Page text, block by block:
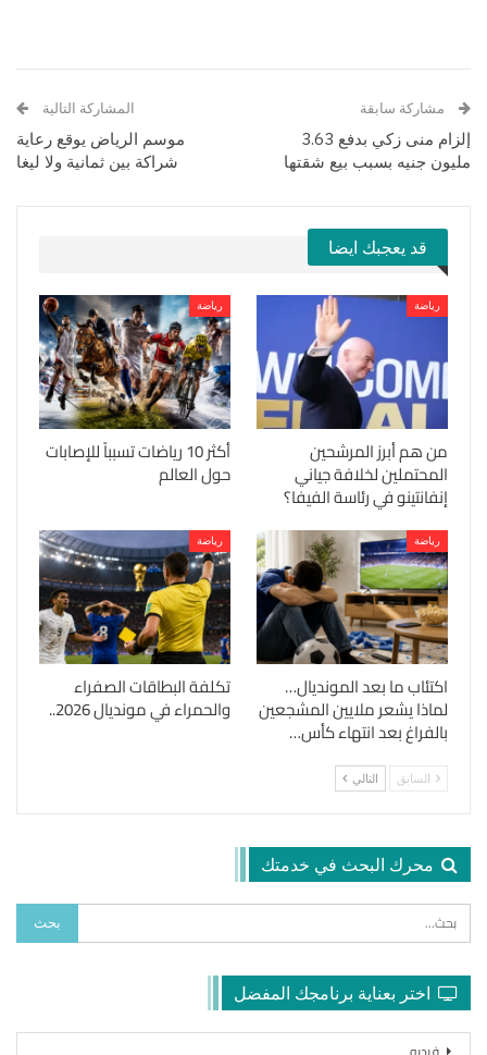
مشاركة سابقة
إلزام منى زكي بدفع 3.63
مليون جنيه بسبب بيع شقتها
المشاركة التالية
موسم الرياض يوقع رعاية
شراكة بين ثمانية ولا ليغا
قد يعجبك ايضا
رياضة
من هم أبرز المرشحين
المحتملين لخلافة جياني
إنفانتينو في رئاسة الفيفا؟
رياضة
أكثر 10 رياضات تسبباً للإصابات
حول العالم
رياضة
اكتئاب ما بعد المونديال…
لماذا يشعر ملايين المشجعين
بالفراغ بعد انتهاء كأس…
رياضة
تكلفة البطاقات الصفراء
والحمراء في مونديال 2026..
السابق التالي
محرك البحث في خدمتك
اختر بعناية برنامجك المفضل